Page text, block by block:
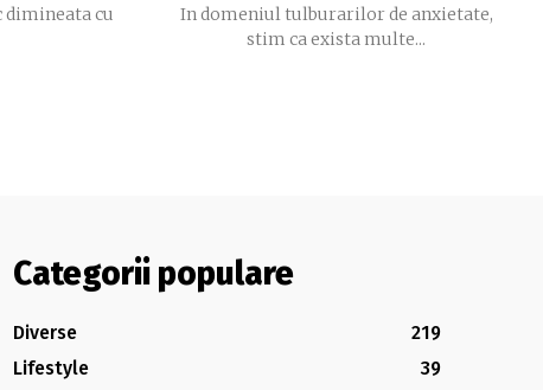
dimineata cu
In domeniul tulburarilor de anxietate,
stim ca exista multe...
Categorii populare
Diverse
219
Lifestyle
39